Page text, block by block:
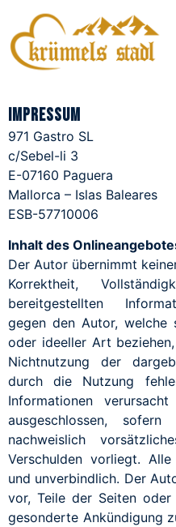
Impressum
971 Gastro SL
c/Sebel-li 3
E-07160 Paguera
Mallorca – Islas Baleares
ESB-57710006
Inhalt des
Der Autor übernimmt
Korrektheit,
bereitgestellten
gegen den Autor, welche
oder ideeller Art
Nichtnutzung der
durch die Nutzung
Informationen
ausgeschlossen,
nachweislich
Verschulden vorliegt.
und unverbindlich. Der
vor, Teile der Seiten
gesonderte Ankündigung